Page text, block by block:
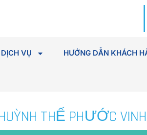
DỊCH VỤ HƯỚNG DẪN KHÁCH
THẾ PHƯỚC VINH